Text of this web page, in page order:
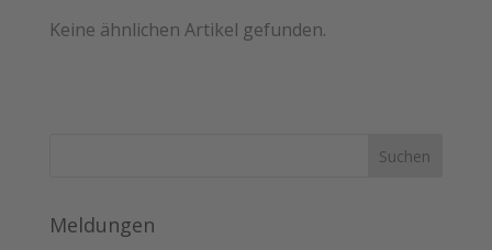
Keine ähnlichen Artikel gefunden.
Meldungen